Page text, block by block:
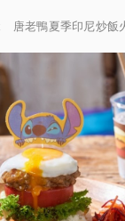
唐老鴨夏季印尼炒飯